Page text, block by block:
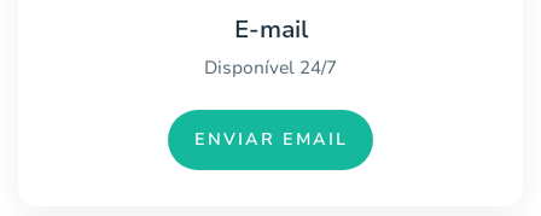
E-mail
Disponível 24/7
ENVIAR EMAIL